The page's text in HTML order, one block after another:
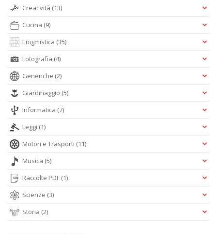
Creatività (13)
Cucina (9)
Enigmistica (35)
Fotografia (4)
Generiche (2)
Giardinaggio (5)
Informatica (7)
Leggi (1)
Motori e Trasporti (11)
Musica (5)
Raccolte PDF (1)
Scienze (3)
Storia (2)